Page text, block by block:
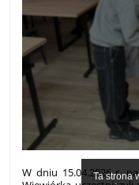
Ta strona
W dniu 15.04.2026 r.